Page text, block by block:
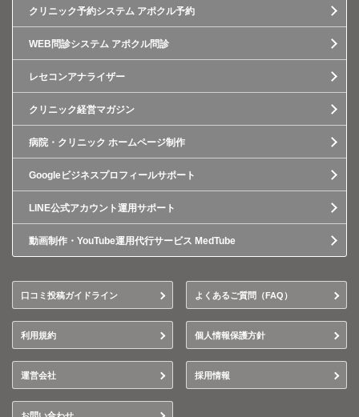
クリニック予約システム アポクル予約
WEB問診システム アポクル問診
レセコンアナライザー
クリニック経営マガジン
病院・クリニック ホームページ制作
Googleビジネスプロフィールサポート
LINE公式アカウント運用サポート
動画制作・YouTube運用代行サービス MedTube
口コミ投稿ガイドライン よくあるご質問（FAQ）
利用規約 個人情報保護方針
運営会社 採用情報